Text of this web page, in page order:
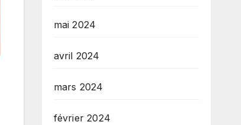
mai 2024
avril 2024
mars 2024
février 2024